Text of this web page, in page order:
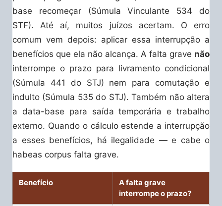
base recomeçar (Súmula Vinculante 534 do
STF). Até aí, muitos juízos acertam. O erro
comum vem depois: aplicar essa interrupção a
benefícios que ela não alcança. A falta grave não
interrompe o prazo para livramento condicional
(Súmula 441 do STJ) nem para comutação e
indulto (Súmula 535 do STJ). Também não altera
a data-base para saída temporária e trabalho
externo. Quando o cálculo estende a interrupção
a esses benefícios, há ilegalidade — e cabe o
habeas corpus falta grave.
Benefício
A falta grave
interrompe o prazo?